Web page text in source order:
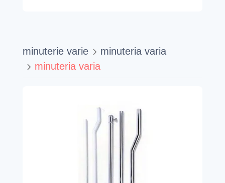
minuterie varie
minuteria varia
minuteria varia